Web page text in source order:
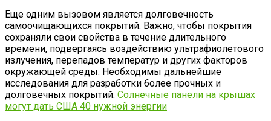
Еще одним вызовом является долговечность
самоочищающихся покрытий. Важно, чтобы покрытия
сохраняли свои свойства в течение длительного
времени, подвергаясь воздействию ультрафиолетового
излучения, перепадов температур и других факторов
окружающей среды. Необходимы дальнейшие
исследования для разработки более прочных и
долговечных покрытий. Солнечные панели на крышах
могут дать США 40 нужной энергии